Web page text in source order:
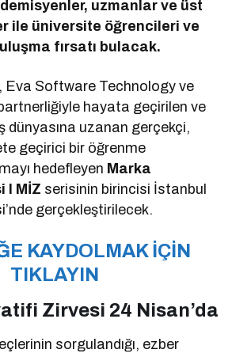
uzmanlar ve üst
ile üniversite öğrencileri ve
fırsatı bulacak.
Eva Software Technology ve
hayata geçirilen ve
dünyasına uzanan gerçekçi,
geçirici bir öğrenme
hedefleyen Marka
I MİZ serisinin birincisi İstanbul
gerçekleştirilecek.
KAYDOLMAK İÇİN
TIKLAYIN
Zirvesi 24 Nisan’da
sorgulandığı, ezber